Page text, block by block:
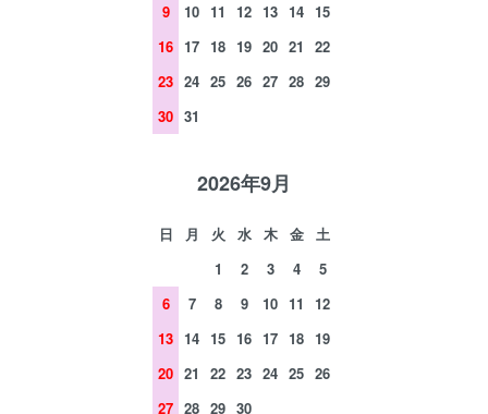
9
10 11 12 13 14 15
16 17 18 19 20 21
22
23 24 25 26 27 28 29
30 31
2026年9月
日 月 火 水 木 金
土
1
2 3 4
5
6
7 8 9 10 11
12
13 14 15 16 17 18 19
20 21 22 23 24 25 26
27 28 29 30